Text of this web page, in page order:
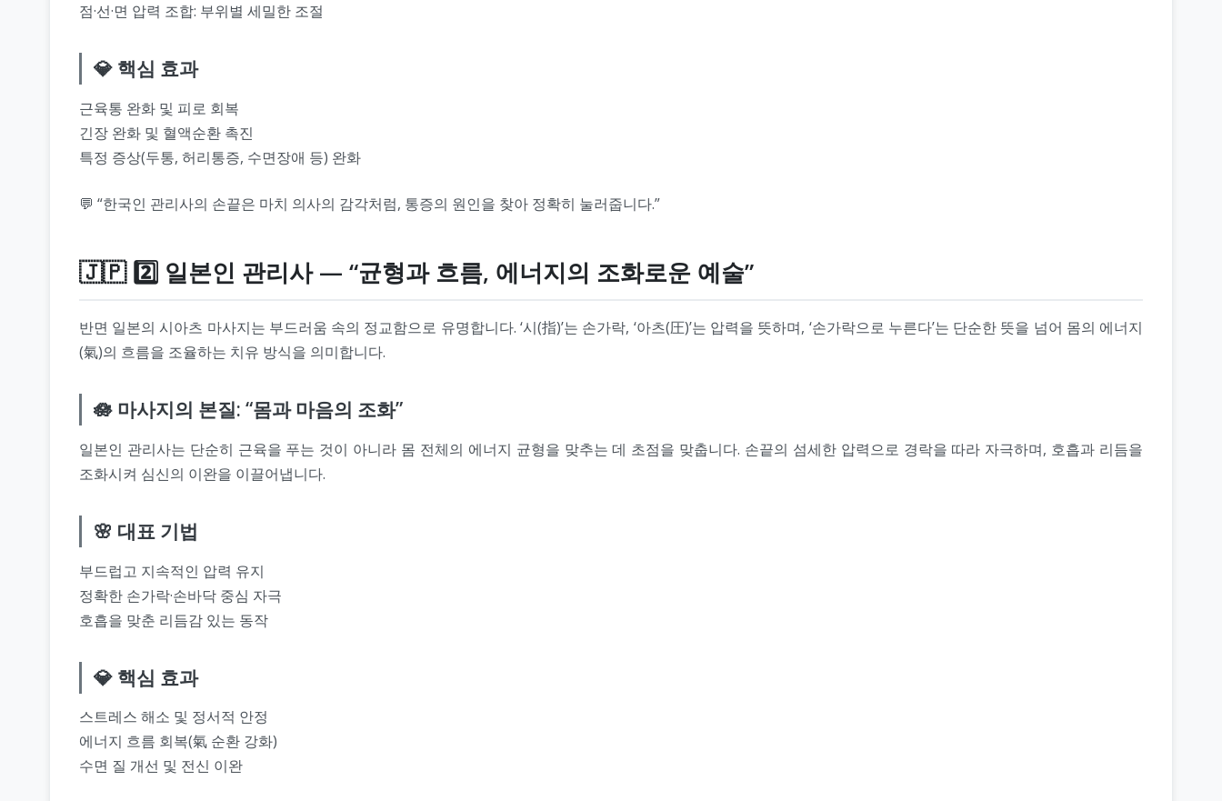
점·선·면 압력 조합: 부위별 세밀한 조절
💎 핵심 효과
근육통 완화 및 피로 회복
긴장 완화 및 혈액순환 촉진
특정 증상(두통, 허리통증, 수면장애 등) 완화
💬 “한국인 관리사의 손끝은 마치 의사의 감각처럼, 통증의 원인을 찾아 정확히 눌러줍니다.”
🇯🇵 2️⃣ 일본인 관리사 — “균형과 흐름, 에너지의 조화로운 예술”
반면 일본의 시아츠 마사지는 부드러움 속의 정교함으로 유명합니다. ‘시(指)’는 손가락, ‘아츠(圧)’는 압력을 뜻하며, ‘손가락으로 누른다’는 단순한 뜻을 넘어 몸의 에너지
(氣)의 흐름을 조율하는 치유 방식을 의미합니다.
🪷 마사지의 본질: “몸과 마음의 조화”
일본인 관리사는 단순히 근육을 푸는 것이 아니라 몸 전체의 에너지 균형을 맞추는 데 초점을 맞춥니다. 손끝의 섬세한 압력으로 경락을 따라 자극하며, 호흡과 리듬을
조화시켜 심신의 이완을 이끌어냅니다.
🌸 대표 기법
부드럽고 지속적인 압력 유지
정확한 손가락·손바닥 중심 자극
호흡을 맞춘 리듬감 있는 동작
💎 핵심 효과
스트레스 해소 및 정서적 안정
에너지 흐름 회복(氣 순환 강화)
수면 질 개선 및 전신 이완